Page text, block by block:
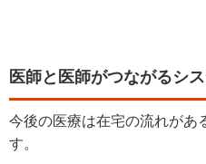
医師と医師がつながるシ
今後の医療は在宅の流れがあ
す。